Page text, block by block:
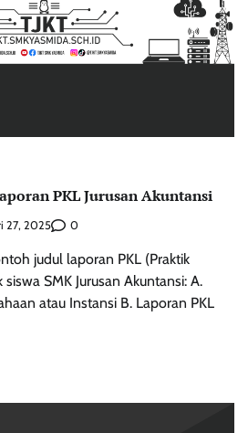
PKL Jurusan Akuntansi
27, 2025 0
judul laporan PKL (Praktik
SMK Jurusan Akuntansi: A.
atau Instansi B. Laporan PKL